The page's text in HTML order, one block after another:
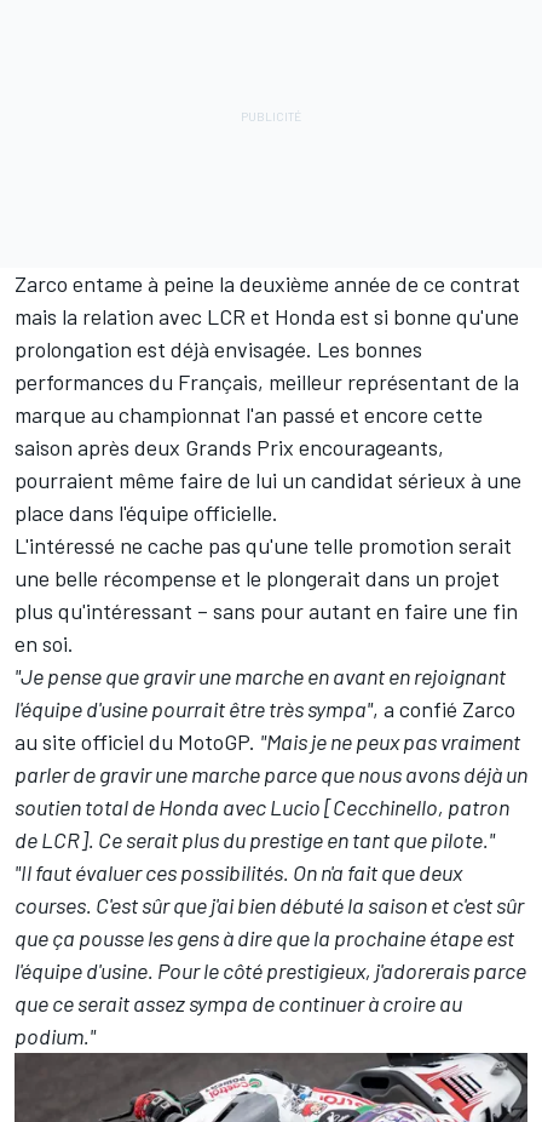
Zarco entame à peine la deuxième année de ce contrat
mais la relation avec LCR et Honda est si bonne qu'une
prolongation est déjà envisagée. Les bonnes
performances du Français, meilleur représentant de la
marque au championnat l'an passé et encore cette
saison après deux Grands Prix encourageants,
pourraient même faire de lui un candidat sérieux à une
place dans l'équipe officielle.
L'intéressé ne cache pas qu'une telle promotion serait
une belle récompense et le plongerait dans un projet
plus qu'intéressant – sans pour autant en faire une fin
en soi.
"Je pense que gravir une marche en avant en rejoignant
l'équipe d'usine pourrait être très sympa", a confié Zarco
au site officiel du MotoGP. "Mais je ne peux pas vraiment
parler de gravir une marche parce que nous avons déjà un
soutien total de Honda avec Lucio [Cecchinello, patron
de LCR]. Ce serait plus du prestige en tant que pilote."
"Il faut évaluer ces possibilités. On n'a fait que deux
courses. C'est sûr que j'ai bien débuté la saison et c'est sûr
que ça pousse les gens à dire que la prochaine étape est
l'équipe d'usine. Pour le côté prestigieux, j'adorerais parce
que ce serait assez sympa de continuer à croire au
podium."